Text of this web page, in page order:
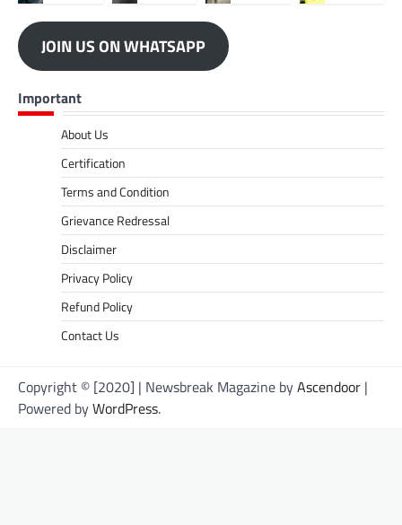
JOIN US ON WHATSAPP
Important
About Us
Certification
Terms and Condition
Grievance Redressal
Disclaimer
Privacy Policy
Refund Policy
Contact Us
Copyright © [2020] | Newsbreak Magazine byAscendoor |
Powered byWordPress.